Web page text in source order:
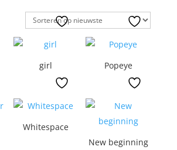
op
nieuwste
girl Popeye
Whitespace
New beginning